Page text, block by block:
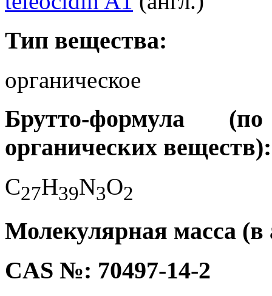
Тип вещества:
органическое
Брутто-формула
органических веществ):
C27H39N3O2
Молекулярная масса (в
CAS №: 70497-14-2